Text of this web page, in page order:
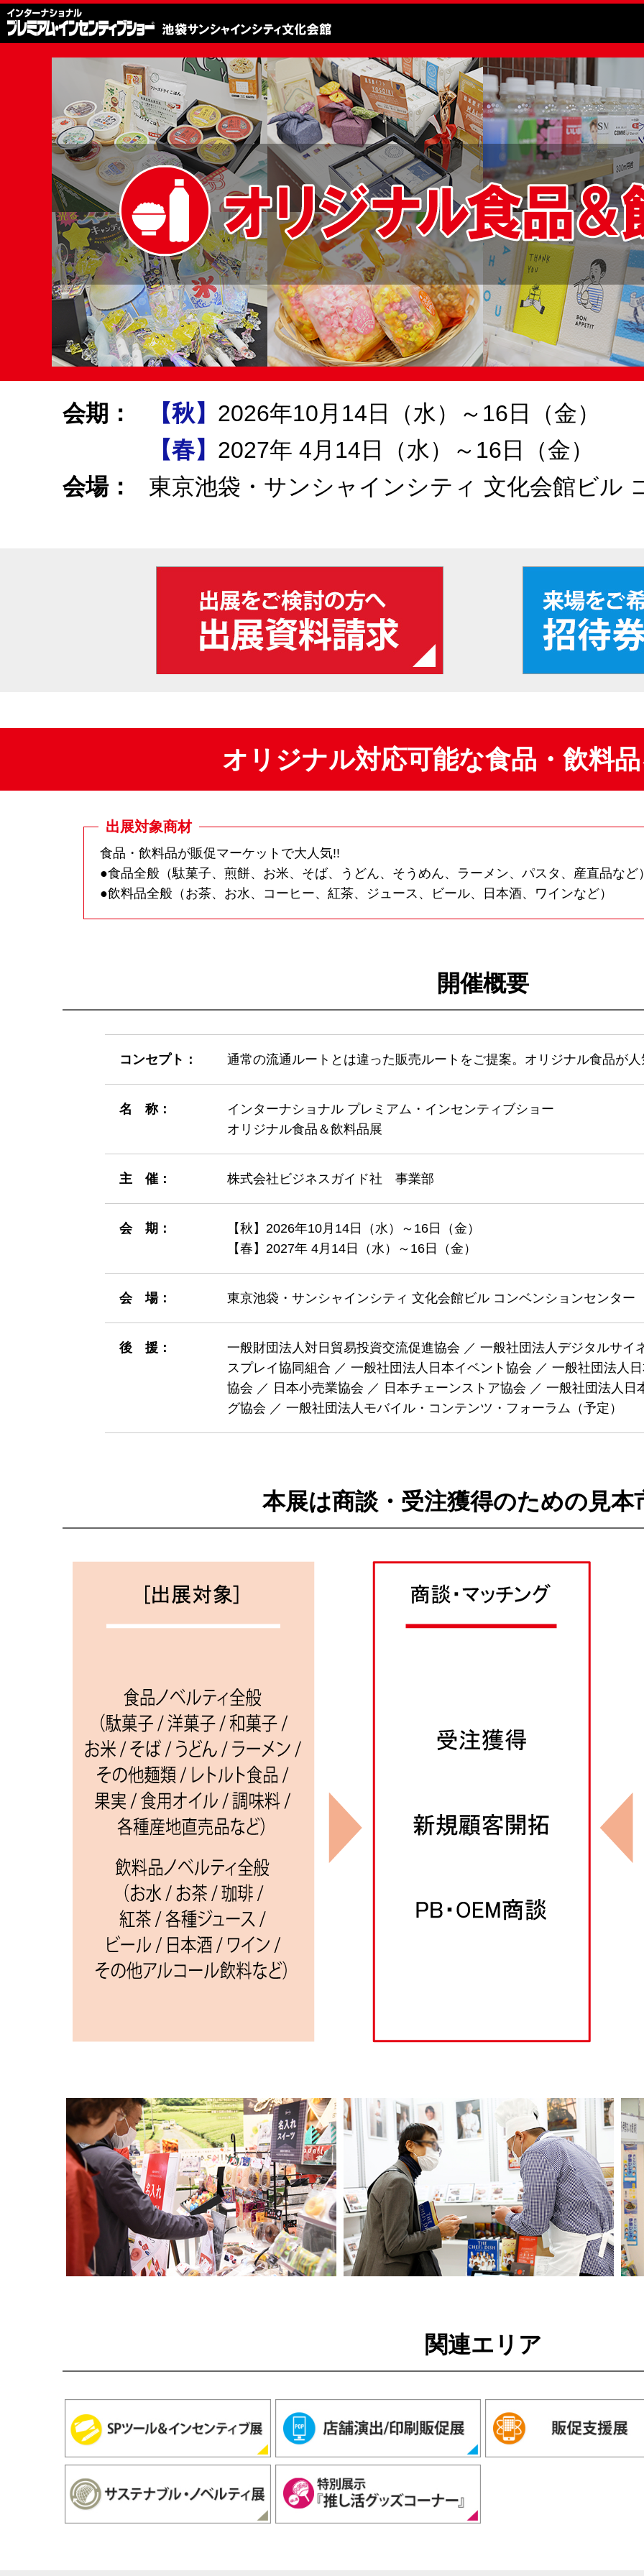
会期： 【秋】 2026年10月14日（水）～16日（金）
【春】 2027年 4月14日（水）～16日（金）
会場：
東京池袋・サンシャインシティ 文化会館ビル
オリジナル対応可能な食品・飲料
出展対象商材
食品・飲料品が販促マーケットで大人気!!
●食品全般（駄菓子、煎餅、お米、そば、うどん、そうめん、ラーメン、パスタ、産直品など
●飲料品全般（お茶、お水、コーヒー、紅茶、ジュース、ビール、日本酒、ワインなど）
開催概要
コンセプト： 通常の流通ルートとは違った販売ルートをご提案。オリジナル食品が
名 称：
インターナショナル プレミアム・インセンティブショー
オリジナル食品＆飲料品展
主 催： 株式会社ビジネスガイド社 事業部
会 期：
【秋】2026年10月14日（水）～16日（金）
【春】2027年 4月14日（水）～16日（金）
会 場： 東京池袋・サンシャインシティ 文化会館ビル コンベンションセンター
後 援：
一般財団法人対日貿易投資交流促進協会 ／ 一般社団法人デジタルサイ
スプレイ協同組合 ／ 一般社団法人日本イベント協会 ／ 一般社団法人
協会 ／ 日本小売業協会 ／ 日本チェーンストア協会 ／ 一般社団法人日
グ協会 ／ 一般社団法人モバイル・コンテンツ・フォーラム（予定）
本展は商談・受注獲得のための見本
関連エリア